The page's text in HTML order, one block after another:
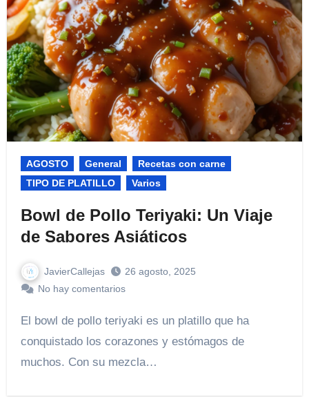
AGOSTO General
Recetas con carne
TIPO DE PLATILLO
Varios
Bowl de Pollo Teriyaki: Un Viaje
de Sabores Asiáticos
JavierCallejas
26 agosto, 2025
No hay comentarios
El bowl de pollo teriyaki es un platillo que ha
conquistado los corazones y estómagos de
muchos. Con su mezcla…